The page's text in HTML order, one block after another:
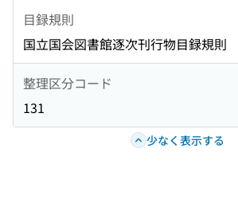
目録規則
国立国会図書館逐次刊行物目録規則
整理区分コード
131
少なく表示する